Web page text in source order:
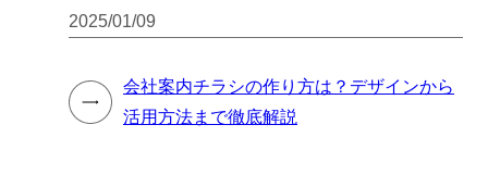
2025/01/09
会社案内チラシの作り方は？デザインから
活用方法まで徹底解説